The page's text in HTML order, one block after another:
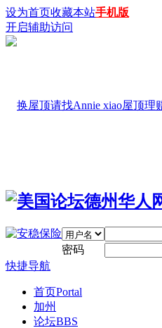
设为首页收藏本站手机版
开启辅助访问
密码
快捷导航
首页Portal
加州
论坛BBS